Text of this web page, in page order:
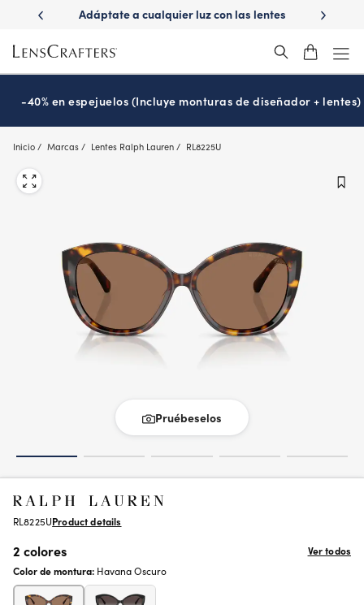
main
content
cualquier luz con las lentes
¿Es hora de tu examen de la
-40% en espejuelos (Incluye monturas de diseñador + lentes)
Inicio Marcas Lentes Ralph Lauren RL8225U
Pruébeselos
RL8225UProduct details
2 colores
Ver todos
Color de montura: Havana Oscuro